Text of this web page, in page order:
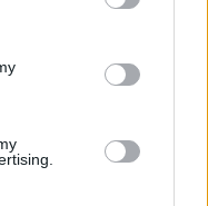
third-party tags to
in below Google